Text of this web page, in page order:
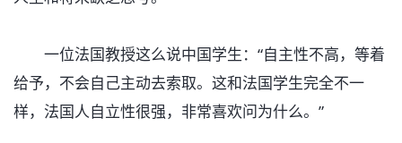
一位法国教授这么说中国学生：“自主性不高，等着
给予，不会自己主动去索取。这和法国学生完全不一
样，法国人自立性很强，非常喜欢问为什么。”